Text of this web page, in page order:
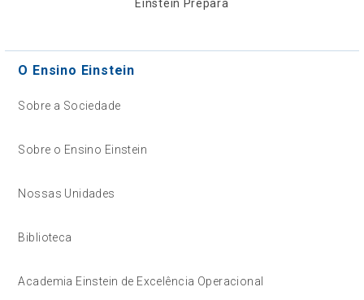
Einstein Prepara
O Ensino Einstein
Sobre a Sociedade
Sobre o Ensino Einstein
Nossas Unidades
Biblioteca
Academia Einstein de Excelência Operacional